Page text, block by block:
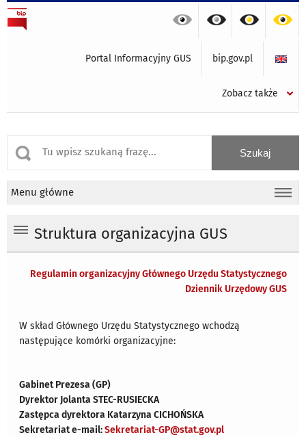
Portal Informacyjny GUS bip.gov.pl
Zobacz także
Menu główne
Struktura organizacyjna GUS
Regulamin organizacyjny Głównego Urzędu Statystycznego
Dziennik Urzędowy GUS
W skład Głównego Urzędu Statystycznego wchodzą
następujące komórki organizacyjne:
Gabinet Prezesa (GP)
Dyrektor Jolanta STEC-RUSIECKA
Zastępca dyrektora Katarzyna CICHOŃSKA
Sekretariat e-mail:Sekretariat-GP@stat.gov.pl